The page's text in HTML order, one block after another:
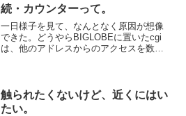
腑に落ちないところがあるし、営業して
いるところに少しでも貢献...
続・カウンターって。
一日様子を見て、なんとなく原因が想像
できた。どうやらBIGLOBEに置いたcgi
は、他のアドレスからのアクセスを数え
に近いのです...
触られたくないけど、近くにはい
たい。